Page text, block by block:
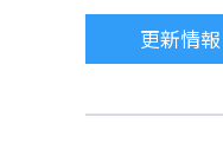
更新情報